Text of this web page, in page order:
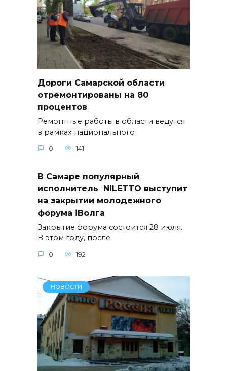
Дороги Самарской области
отремонтированы на 80
процентов
Ремонтные работы в области ведутся
в рамках национального
0 141
В Самаре популярный
исполнитель NILETTO выступит
на закрытии молодежного
форума iВолга
Закрытие форума состоится 28 июля.
В этом году, после
0 192
НОВОСТИ